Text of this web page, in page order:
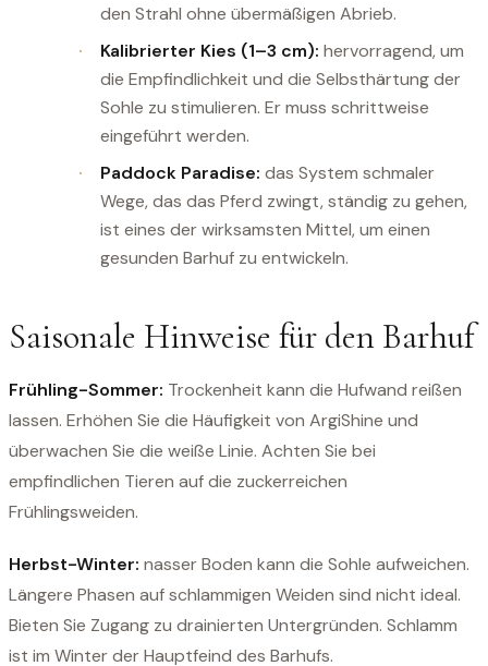
den Strahl ohne übermäßigen Abrieb.
Kalibrierter Kies (1–3 cm): hervorragend, um
die Empfindlichkeit und die Selbsthärtung der
Sohle zu stimulieren. Er muss schrittweise
eingeführt werden.
Paddock Paradise: das System schmaler
Wege, das das Pferd zwingt, ständig zu gehen,
ist eines der wirksamsten Mittel, um einen
gesunden Barhuf zu entwickeln.
Saisonale Hinweise für den Barhuf
Frühling-Sommer: Trockenheit kann die Hufwand reißen
lassen. Erhöhen Sie die Häufigkeit von ArgiShine und
überwachen Sie die weiße Linie. Achten Sie bei
empfindlichen Tieren auf die zuckerreichen
Frühlingsweiden.
Herbst-Winter: nasser Boden kann die Sohle aufweichen.
Längere Phasen auf schlammigen Weiden sind nicht ideal.
Bieten Sie Zugang zu drainierten Untergründen. Schlamm
ist im Winter der Hauptfeind des Barhufs.